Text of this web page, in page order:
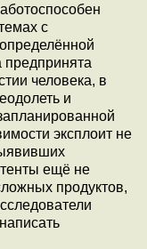
с
предпринята
человека, в
и
эксплоит не
ещё не
продуктов,